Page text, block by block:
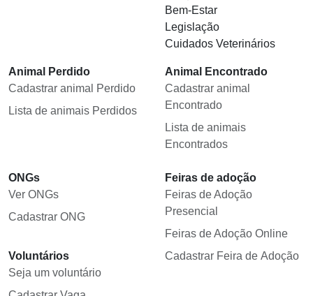
Bem-Estar
Legislação
Cuidados Veterinários
Animal Perdido
Cadastrar animal Perdido
Lista de animais Perdidos
Animal Encontrado
Cadastrar animal
Encontrado
Lista de animais
Encontrados
ONGs
Ver ONGs
Cadastrar ONG
Voluntários
Seja um voluntário
Feiras de adoção
Feiras de Adoção
Presencial
Feiras de Adoção Online
Cadastrar Feira de Adoção